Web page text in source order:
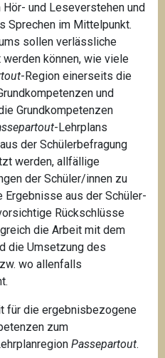
und Leseverstehen und
Sprechen im Mittelpunkt.
sollen verlässliche
können, wie viele
-Region einerseits die
und
Grundkompetenzen
-Lehrplans
der Schülerbefragung
werden, allfällige
der Schüler/innen zu
Ergebnisse aus der Schüler-
Rückschlüsse
die Arbeit mit dem
die Umsetzung des
wo allenfalls
für die ergebnisbezogene
zum
Passepartout.